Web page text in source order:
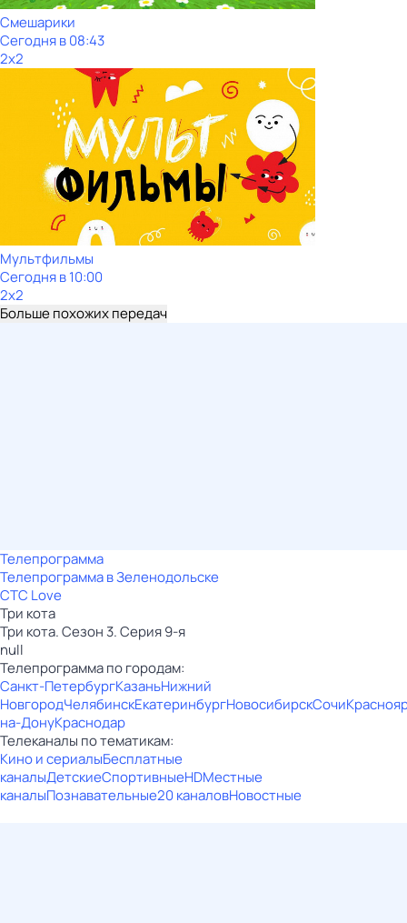
Смешарики
Сегодня в 08:43
2x2
Мультфильмы
Сегодня в 10:00
2x2
Больше похожих передач
Телепрограмма
Телепрограмма в Зеленодольске
СТС Love
Три кота
Три кота. Сезон 3. Серия 9-я
null
Телепрограмма по городам:
Санкт-ПетербургКазаньНижний
НовгородЧелябинскЕкатеринбургНовосибирскСочи
на-ДонуКраснодар
Телеканалы по тематикам:
Кино и сериалыБесплатные
каналыДетскиеСпортивныеHDМестные
каналыПознавательные20 каналовНовостные